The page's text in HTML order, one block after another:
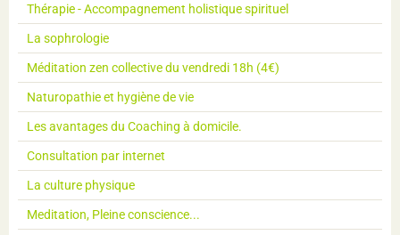
Thérapie - Accompagnement holistique spirituel
La sophrologie
Méditation zen collective du vendredi 18h (4€)
Naturopathie et hygiène de vie
Les avantages du Coaching à domicile.
Consultation par internet
La culture physique
Meditation, Pleine conscience...